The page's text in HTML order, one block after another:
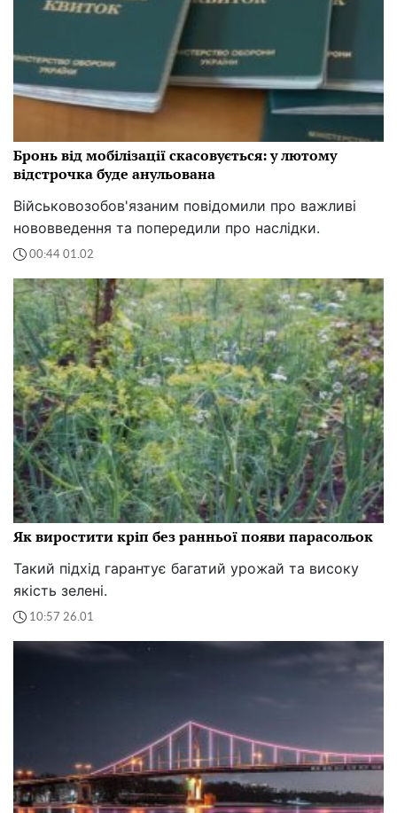
Бронь від мобілізації скасовується: у лютому
відстрочка буде анульована
Військовозобов'язаним повідомили про важливі
нововведення та попередили про наслідки.
00:44 01.02
Як виростити кріп без ранньої появи парасольок
Такий підхід гарантує багатий урожай та високу
якість зелені.
10:57 26.01